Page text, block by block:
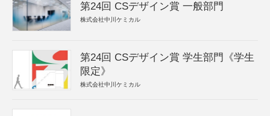
第24回 CSデザイン賞 一般部門
株式会社中川ケミカル
第24回 CSデザイン賞 学生部門《学生
限定》
株式会社中川ケミカル